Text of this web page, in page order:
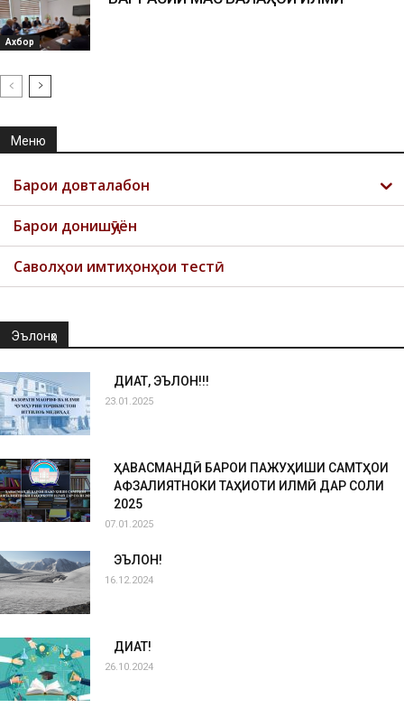
Ахбор
Меню
Барои довталабон
Барои донишҷӯён
Саволҳои имтиҳонҳои тестӣ
Эълонҳо
ДИҚҚАТ, ЭЪЛОН!!!
23.01.2025
ҲАВАСМАНДӢ БАРОИ ПАЖУҲИШИ САМТҲОИ
АФЗАЛИЯТНОКИ ТАҲҚИҚОТИ ИЛМӢ ДАР СОЛИ
2025
07.01.2025
ЭЪЛОН!
16.12.2024
ДИҚҚАТ!
26.10.2024